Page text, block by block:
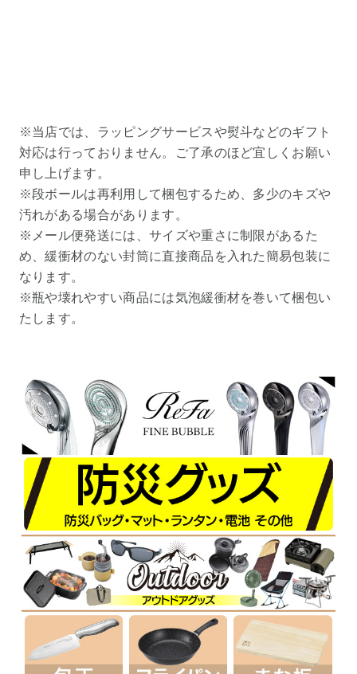
※当店では、ラッピングサービスや熨斗などのギフト
対応は行っておりません。ご了承のほど宜しくお願い
申し上げます。
※段ボールは再利用して梱包するため、多少のキズや
汚れがある場合があります。
※メール便発送には、サイズや重さに制限があるた
め、緩衝材のない封筒に直接商品を入れた簡易包装に
なります。
※瓶や壊れやすい商品には気泡緩衝材を巻いて梱包い
たします。